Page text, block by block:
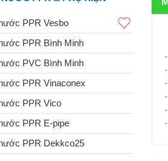
PPR Vesbo
PPR Bình Minh
PVC Bình Minh
PPR Vinaconex
PPR Vico
PPR E-pipe
PPR Dekkco25